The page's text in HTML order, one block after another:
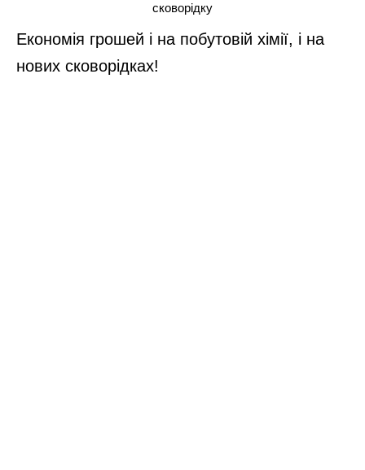
сковорідку
Економія грошей і на побутовій хімії, і на
нових сковорідках!